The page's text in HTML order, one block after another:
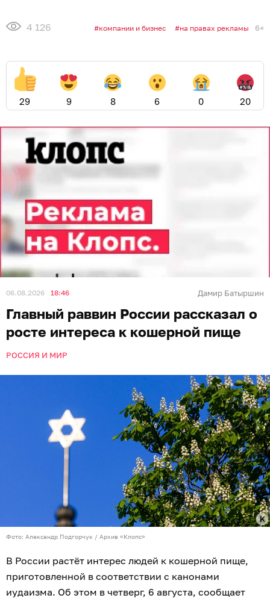
4 126 компании и бизнес на правах рекламы 6+
29 9 8 6 0 20
06.08.2026 18:46 Дамир Батыршин
Главный раввин России рассказал о
росте интереса к кошерной пище
РОССИЯ И МИР
Фото: Александр Подгорчук / Архив «Клопс»
В России растёт интерес людей к кошерной пище,
приготовленной в соответствии с канонами
иудаизма. Об этом в четверг, 6 августа, сообщает